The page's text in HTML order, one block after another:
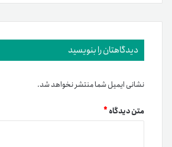
دیدگاهتان را بنویسید
نشانی ایمیل شما منتشر نخواهد شد.
متن دیدگاه*